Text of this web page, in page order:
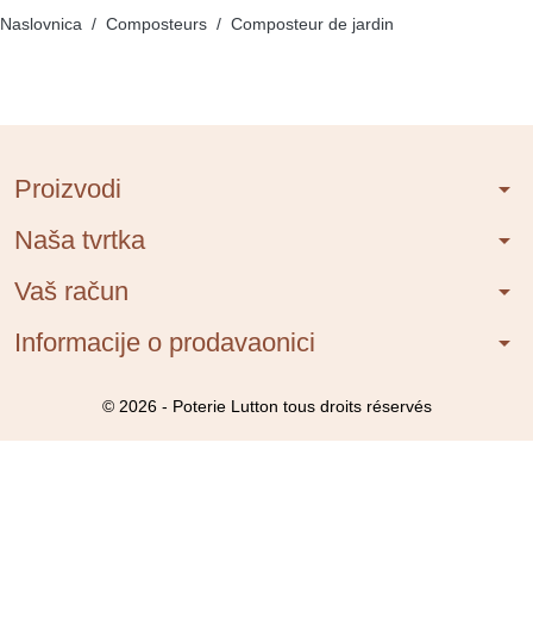
Naslovnica Composteurs Composteur de jardin
Proizvodi arrow_drop_down
Naša tvrtka arrow_drop_down
Vaš račun arrow_drop_down
Informacije o prodavaonici arrow_drop_down
© 2026 - Poterie Lutton tous droits réservés